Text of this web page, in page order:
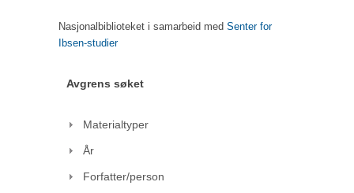
Nasjonalbiblioteket i samarbeid med Senter for
Ibsen-studier
Avgrens søket
Materialtyper
År
Forfatter/person